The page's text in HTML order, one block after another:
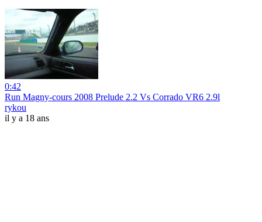
0:42
Run Magny-cours 2008 Prelude 2.2 Vs Corrado VR6 2.9l
rykou
il y a 18 ans